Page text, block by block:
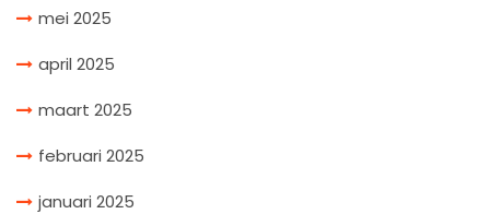
mei 2025
april 2025
maart 2025
februari 2025
januari 2025